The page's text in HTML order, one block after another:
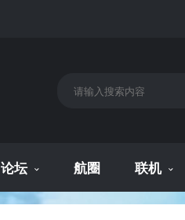
论坛 航圈 联机